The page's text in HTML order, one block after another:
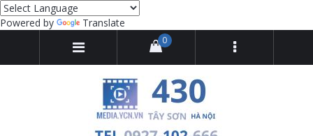
Powered by Translate
0